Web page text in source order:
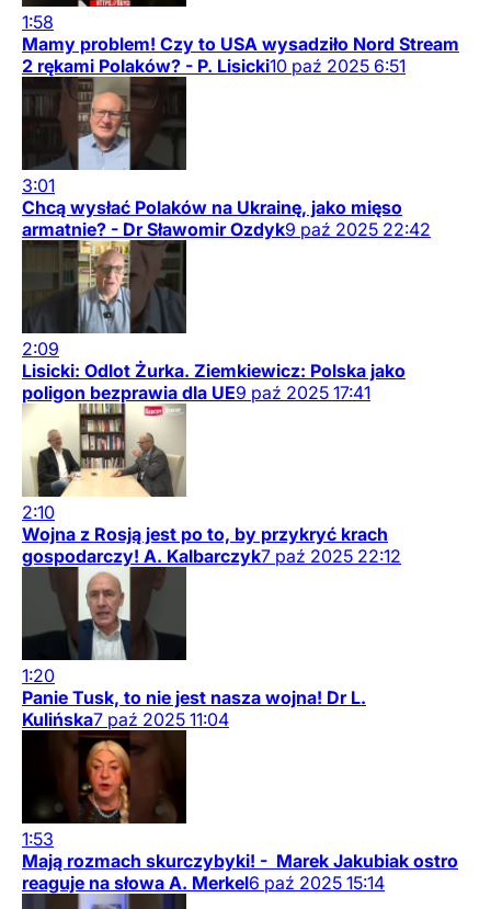
1:58
Mamy problem! Czy to USA wysadziło Nord Stream
2 rękami Polaków? - P. Lisicki10 paź 2025 6:51
3:01
Chcą wysłać Polaków na Ukrainę, jako mięso
armatnie? - Dr Sławomir Ozdyk9 paź 2025 22:42
2:09
Lisicki: Odlot Żurka. Ziemkiewicz: Polska jako
poligon bezprawia dla UE9 paź 2025 17:41
2:10
Wojna z Rosją jest po to, by przykryć krach
gospodarczy! A. Kalbarczyk7 paź 2025 22:12
1:20
Panie Tusk, to nie jest nasza wojna! Dr L.
Kulińska7 paź 2025 11:04
1:53
Mają rozmach skurczybyki! - Marek Jakubiak ostro
reaguje na słowa A. Merkel6 paź 2025 15:14